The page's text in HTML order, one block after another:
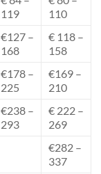
119
110
€127 –
168
€ 118 –
158
€178 –
225
€169 –
210
€238 –
293
€ 222 –
269
€282 –
337